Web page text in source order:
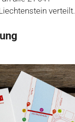
verteilt.